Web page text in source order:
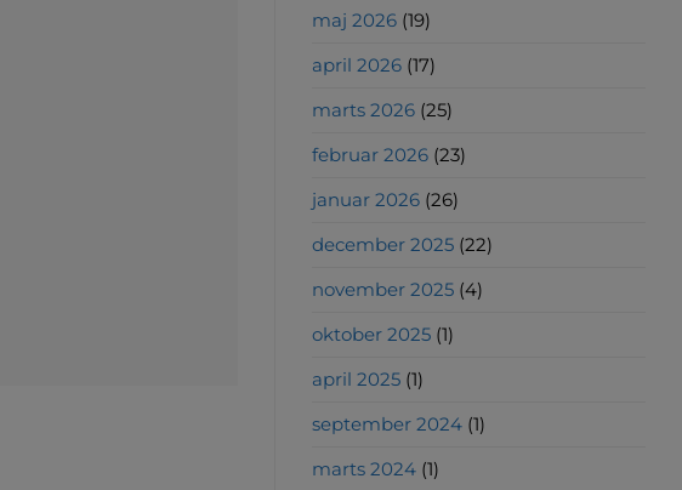
maj 2026 (19)
april 2026 (17)
marts 2026 (25)
februar 2026 (23)
januar 2026 (26)
december 2025 (22)
november 2025 (4)
oktober 2025 (1)
april 2025 (1)
september 2024 (1)
marts 2024 (1)